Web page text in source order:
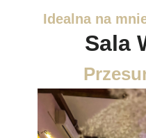
Idealna na
Sala